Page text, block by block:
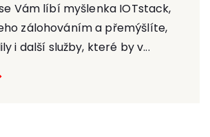
Vám líbí myšlenka IOTstack,
zálohováním a přemýšlíte,
i další služby, které by v...